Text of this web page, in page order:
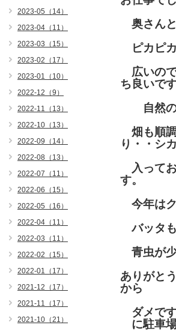
奥さんと
ピカピカ
広いの
ち良いです
自然の
畑も順
り・・シ
入ってお
す。
今年は
バッタ
青虫が少
ありがと
から
ダメで
に駐車場
2023-05（14）
2023-04（11）
2023-03（15）
2023-02（17）
2023-01（10）
2022-12（9）
2022-11（13）
2022-10（13）
2022-09（14）
2022-08（13）
2022-07（11）
2022-06（15）
2022-05（16）
2022-04（11）
2022-03（11）
2022-02（15）
2022-01（17）
2021-12（17）
2021-11（17）
2021-10（21）